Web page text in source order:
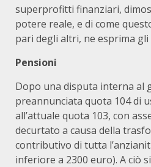
superprofitti finanziari,
potere reale, e di come
pari degli altri, ne esprima gli
Pensioni
Dopo una disputa interna al
preannunciata quota 104 di
all’attuale quota 103, con
decurtato a causa della
contributivo di tutta
inferiore a 2300 euro). A ciò